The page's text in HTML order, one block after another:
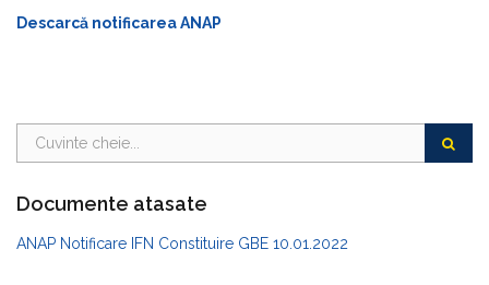
Descarcă notificarea ANAP
Documente atasate
ANAP Notificare IFN Constituire GBE 10.01.2022